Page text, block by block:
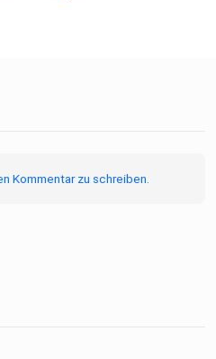
Kommentar zu schreiben.